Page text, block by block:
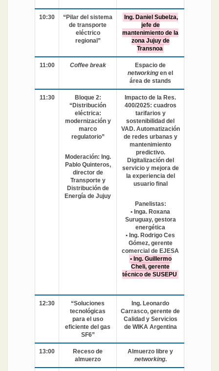
10:30
“Pilar del sistema
de transporte
eléctrico
regional”
Ing. Daniel Subelza,
jefe de
mantenimiento de la
zona Jujuy de
Transnoa
11:00 Coffee break
Espacio de
networking en el
área de stands
11:30
Bloque 2:
“Distribución
eléctrica:
modernización y
marco
regulatorio”
Moderación: Ing.
Pablo Quinteros,
director de
Transporte y
Distribución de
Energía de Jujuy
Impacto de la Res.
400/2025: cuadros
tarifarios y
sostenibilidad del
VAD. Automatización
de redes urbanas y
mantenimiento
predictivo.
Digitalización del
servicio y mejora de
la experiencia del
usuario final
Panelistas:
• Inga. Roxana
Suruguay, gestora
energética
• Ing. Rodrigo Ces
Gómez, gerente
comercial de EJESA
• Ing. Guillermo
Cheli, gerente
técnico de SUSEPU
12:30
“Soluciones
tecnológicas
para el uso
eficiente del gas
SF6”
Ing. Leonardo
Carrasco, gerente de
Calidad y Servicios
de WIKA Argentina
13:00
Receso de
almuerzo
Almuerzo libre y
networking.